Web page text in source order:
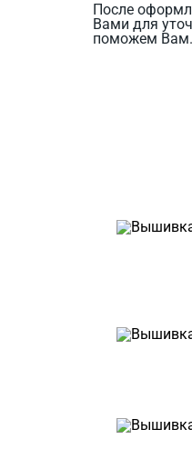
После
Вами для
поможем Вам.